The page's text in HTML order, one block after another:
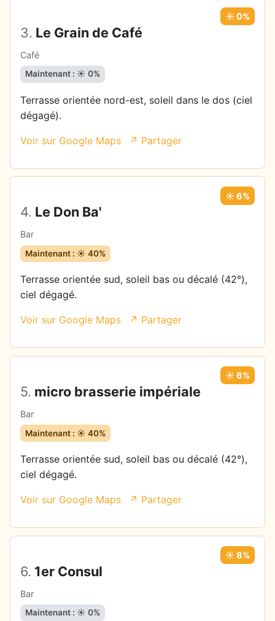
3. Le Grain de Café
Café
☀️ 0%
Maintenant : ☀️ 0%
Terrasse orientée nord-est, soleil dans le dos (ciel
dégagé).
Voir sur Google Maps ↗ Partager
4. Le Don Ba'
Bar
☀️ 6%
Maintenant : ☀️ 40%
Terrasse orientée sud, soleil bas ou décalé (42°),
ciel dégagé.
Voir sur Google Maps ↗ Partager
5. micro brasserie impériale
Bar
☀️ 6%
Maintenant : ☀️ 40%
Terrasse orientée sud, soleil bas ou décalé (42°),
ciel dégagé.
Voir sur Google Maps ↗ Partager
6. 1er Consul
Bar
☀️ 8%
Maintenant : ☀️ 0%